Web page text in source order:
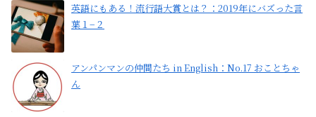
英語にもある！流行語大賞とは？：2019年にバズった言
葉１−２
アンパンマンの仲間たち in English：No.17 おことちゃ
ん